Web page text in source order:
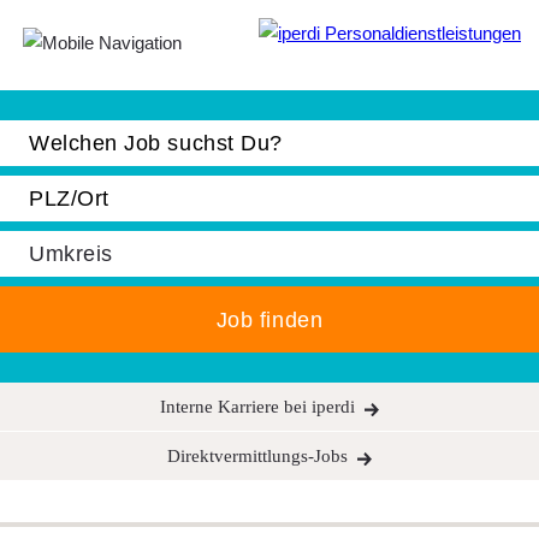
Interne Karriere bei iperdi
Direktvermittlungs-Jobs
Jobbörse
Bewerber
Unternehmen
Über iperdi